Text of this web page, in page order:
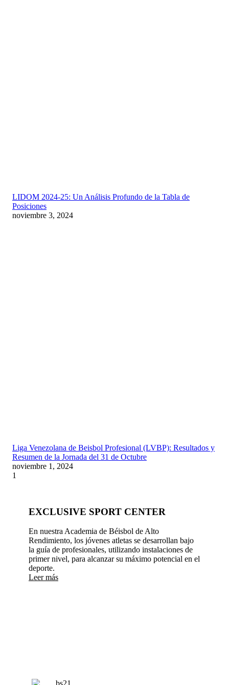
LIDOM 2024-25: Un Análisis Profundo de la Tabla de
Posiciones
noviembre 3, 2024
Liga Venezolana de Beisbol Profesional (LVBP): Resultados y
Resumen de la Jornada del 31 de Octubre
noviembre 1, 2024
EXCLUSIVE SPORT CENTER
En nuestra Academia de Béisbol de Alto
Rendimiento, los jóvenes atletas se desarrollan bajo
la guía de profesionales, utilizando instalaciones de
primer nivel, para alcanzar su máximo potencial en el
deporte.
Leer más